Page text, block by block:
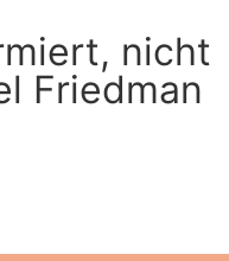
nicht
Friedman